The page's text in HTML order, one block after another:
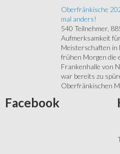
Oberfränkische
mal anders!
540 Teilnehmer,
Aufmerksamkeit
Meisterschaften in
frühen Morgen die
Frankenhalle von
war bereits zu
Oberfränkischen
Facebook